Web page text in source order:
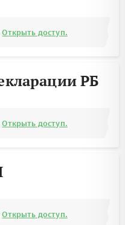
Открыть доступ.
РБ
Открыть доступ.
Открыть доступ.